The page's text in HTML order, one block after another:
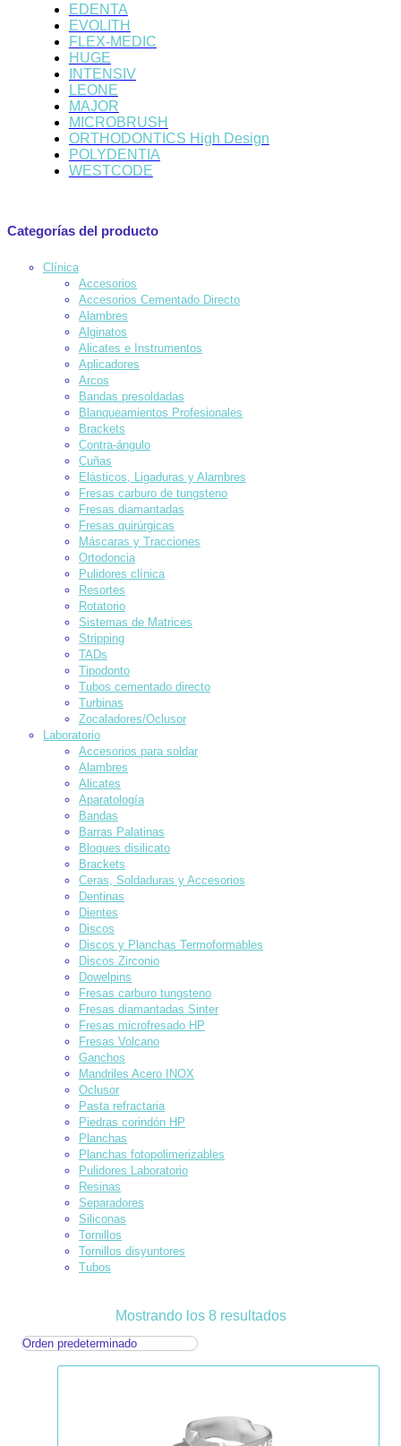
EDENTA
EVOLITH
FLEX-MEDIC
HUGE
INTENSIV
LEONE
MAJOR
MICROBRUSH
ORTHODONTICS High Design
POLYDENTIA
WESTCODE
Categorías del producto
Clínica
Accesorios
Accesorios Cementado Directo
Alambres
Alginatos
Alicates e Instrumentos
Aplicadores
Arcos
Bandas presoldadas
Blanqueamientos Profesionales
Brackets
Contra-ángulo
Cuñas
Elásticos, Ligaduras y Alambres
Fresas carburo de tungsteno
Fresas diamantadas
Fresas quirúrgicas
Máscaras y Tracciones
Ortodoncia
Pulidores clínica
Resortes
Rotatorio
Sistemas de Matrices
Stripping
TADs
Tipodonto
Tubos cementado directo
Turbinas
Zocaladores/Oclusor
Laboratorio
Accesorios para soldar
Alambres
Alicates
Aparatología
Bandas
Barras Palatinas
Bloques disilicato
Brackets
Ceras, Soldaduras y Accesorios
Dentinas
Dientes
Discos
Discos y Planchas Termoformables
Discos Zirconio
Dowelpins
Fresas carburo tungsteno
Fresas diamantadas Sinter
Fresas microfresado HP
Fresas Volcano
Ganchos
Mandriles Acero INOX
Oclusor
Pasta refractaria
Piedras corindón HP
Planchas
Planchas fotopolimerizables
Pulidores Laboratorio
Resinas
Separadores
Siliconas
Tornillos
Tornillos disyuntores
Tubos
Mostrando los 8 resultados